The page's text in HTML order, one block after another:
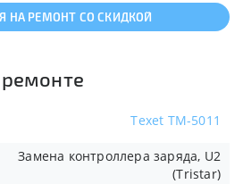
НА РЕМОНТ СО СКИДКОЙ
Texet TM-5011
Замена контроллера заряда, U2
(Tristar)